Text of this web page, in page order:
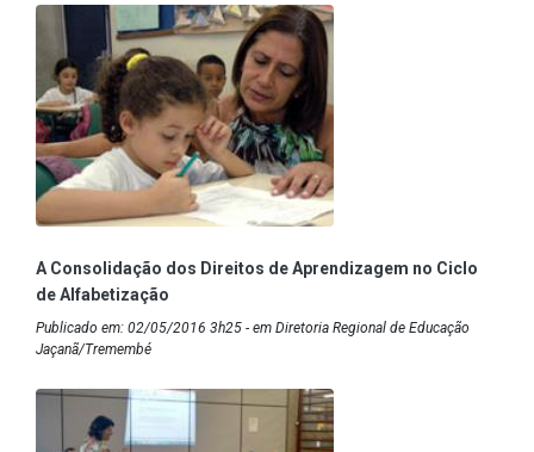
A Consolidação dos Direitos de Aprendizagem no Ciclo
de Alfabetização
Publicado em: 02/05/2016 3h25 - em Diretoria Regional de Educação
Jaçanã/Tremembé